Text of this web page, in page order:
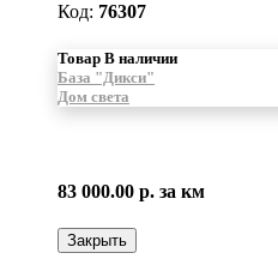
Код: 76307
Товар В наличии
База "Дикси"
Дом света
83 000.00 р. за км
Закрыть